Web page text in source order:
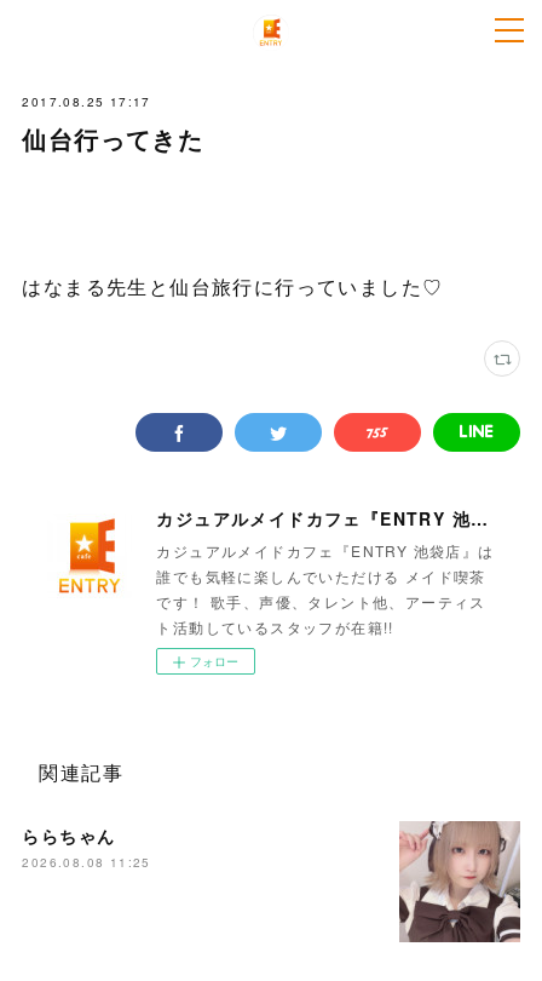
2017.08.25 17:17
仙台行ってきた
はなまる先生と仙台旅行に行っていました♡
カジュアルメイドカフェ『ENTRY 池袋店』
カジュアルメイドカフェ『ENTRY 池袋店』は
誰でも気軽に楽しんでいただける メイド喫茶
です！ 歌手、声優、タレント他、アーティス
ト活動しているスタッフが在籍!!
フォロー
関連記事
ららちゃん
2026.08.08 11:25